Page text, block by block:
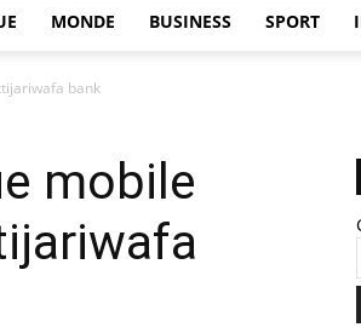
MONDE BUSINESS SPORT
bank
mobile